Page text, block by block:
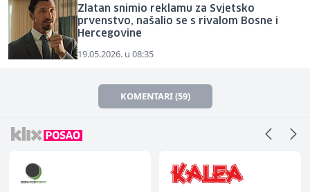
Zlatan snimio reklamu za Svjetsko
prvenstvo, našalio se s rivalom Bosne i
Hercegovine
19.05.2026. u 08:35
KOMENTARI (59)